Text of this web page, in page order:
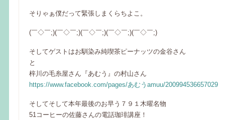
そりゃぁ僕だって緊張しまくらちよこ。
(￣◇￣;)(￣◇￣;)(￣◇￣;)(￣◇￣;)(￣◇￣;)
そしてゲストはお馴染み純喫茶ピーナッツの金谷さん
と
梓川の毛糸屋さん『あむう』の村山さん
https://www.facebook.com/pages/あむうamuu/200994536657029
そしてそして本年最後のお早う７９１木曜名物
51コーヒーの佐藤さんの電話珈琲講座！